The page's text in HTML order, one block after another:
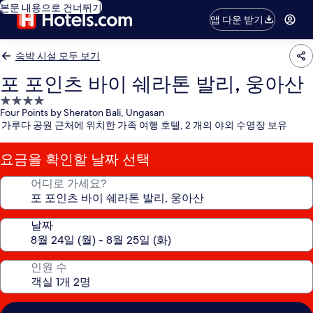
본문 내용으로 건너뛰기
앱 다운 받기
숙박 시설 모두 보기
포 포인츠 바이 쉐라톤 발리, 웅아산
4.0
성
급
숙
박
시
Four Points by Sheraton Bali, Ungasan
가루다 공원 근처에 위치한 가족 여행 호텔, 2 개의 야외 수영장 보유
요금을 확인할 날짜 선택
어디로 가세요?
날짜
인원 수